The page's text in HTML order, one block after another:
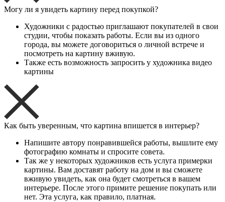
Могу ли я увидеть картину перед покупкой?
Художники с радостью приглашают покупателей в свои
студии, чтобы показать работы. Если вы из одного
города, вы можете договориться о личной встрече и
посмотреть на картину вживую.
Также есть возможность запросить у художника видео
картины
Как быть уверенным, что картина впишется в интерьер?
Напишите автору понравившейся работы, вышлите ему
фотографию комнаты и спросите совета.
Так же у некоторых художников есть услуга примерки
картины. Вам доставят работу на дом и вы сможете
вживую увидеть, как она будет смотреться в вашем
интерьере. После этого примите решение покупать или
нет. Эта услуга, как правило, платная.